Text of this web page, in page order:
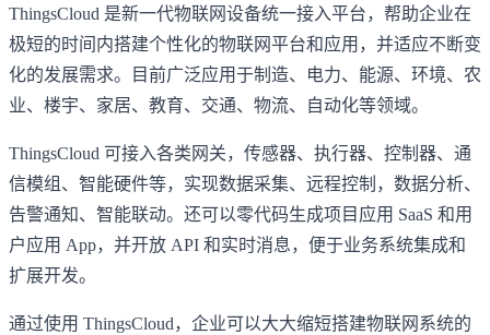
ThingsCloud 是新一代物联网设备统一接入平台，帮助企业在
极短的时间内搭建个性化的物联网平台和应用，并适应不断变
化的发展需求。目前广泛应用于制造、电力、能源、环境、农
业、楼宇、家居、教育、交通、物流、自动化等领域。
ThingsCloud 可接入各类网关，传感器、执行器、控制器、通
信模组、智能硬件等，实现数据采集、远程控制，数据分析、
告警通知、智能联动。还可以零代码生成项目应用 SaaS 和用
户应用 App，并开放 API 和实时消息，便于业务系统集成和
扩展开发。
通过使用 ThingsCloud，企业可以大大缩短搭建物联网系统的